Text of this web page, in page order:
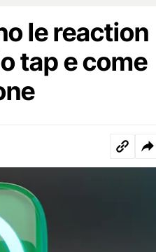
le reaction
tap e come